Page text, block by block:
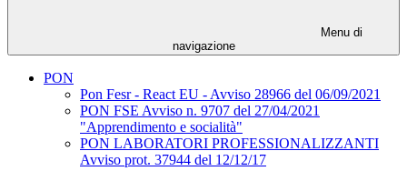
Menu di
navigazione
PON
Pon Fesr - React EU - Avviso 28966 del 06/09/2021
PON FSE Avviso n. 9707 del 27/04/2021
"Apprendimento e socialità"
PON LABORATORI PROFESSIONALIZZANTI
Avviso prot. 37944 del 12/12/17